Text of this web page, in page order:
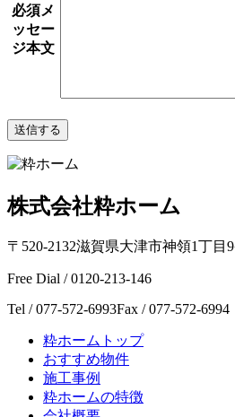
必須メ
ッセー
ジ本文
株式会社粋ホーム
〒520-2132滋賀県大津市神領1丁目
Free Dial / 0120-213-146
Tel / 077-572-6993Fax / 077-572-6994
粋ホームトップ
おすすめ物件
施工事例
粋ホームの特徴